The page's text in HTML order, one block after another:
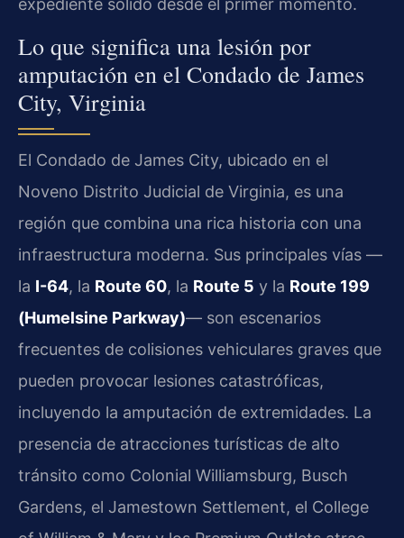
expediente sólido desde el primer momento.
Lo que significa una lesión por
amputación en el Condado de James
City, Virginia
El Condado de James City, ubicado en el
Noveno Distrito Judicial de Virginia, es una
región que combina una rica historia con una
infraestructura moderna. Sus principales vías —
la I-64, la Route 60, la Route 5 y la Route 199
(Humelsine Parkway)— son escenarios
frecuentes de colisiones vehiculares graves que
pueden provocar lesiones catastróficas,
incluyendo la amputación de extremidades. La
presencia de atracciones turísticas de alto
tránsito como Colonial Williamsburg, Busch
Gardens, el Jamestown Settlement, el College